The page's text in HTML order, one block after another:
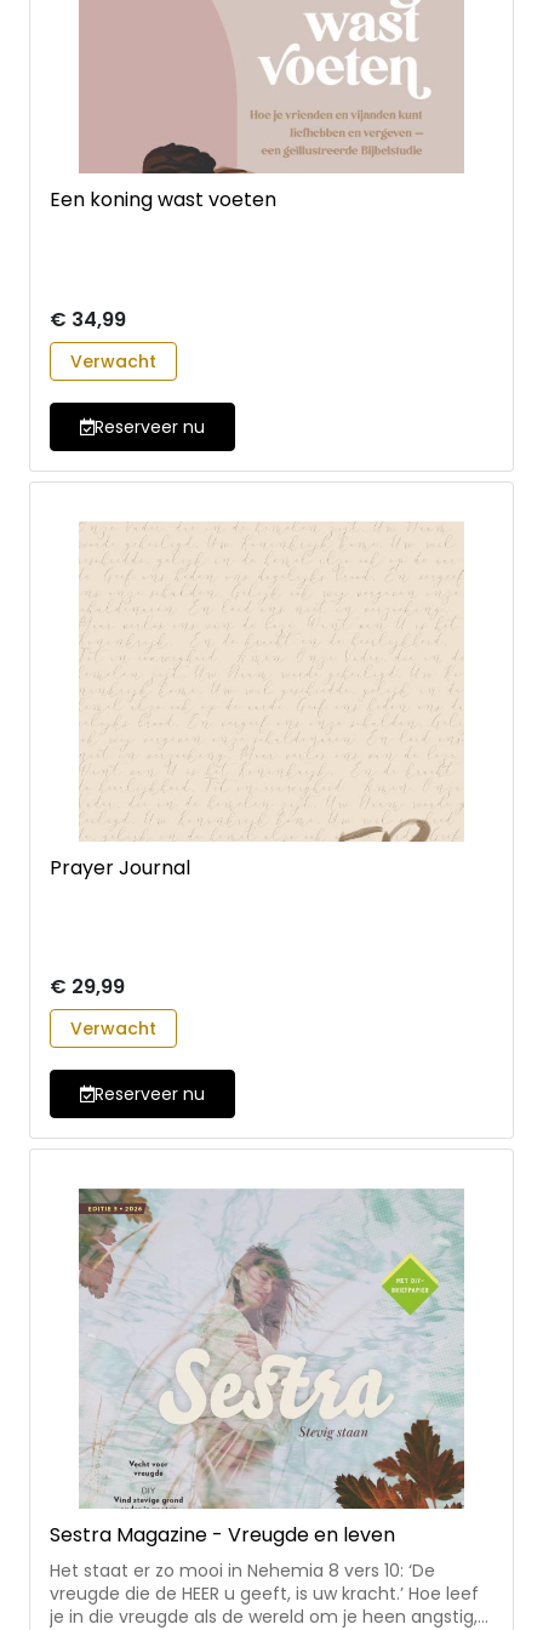
Een koning wast voeten
€ 34,99
Verwacht
Reserveer nu
Prayer Journal
€ 29,99
Verwacht
Reserveer nu
Sestra Magazine - Vreugde en leven
Het staat er zo mooi in Nehemia 8 vers 10: ‘De
vreugde die de HEER u geeft, is uw kracht.’ Hoe leef
je in die vreugde als de wereld om je heen angstig,